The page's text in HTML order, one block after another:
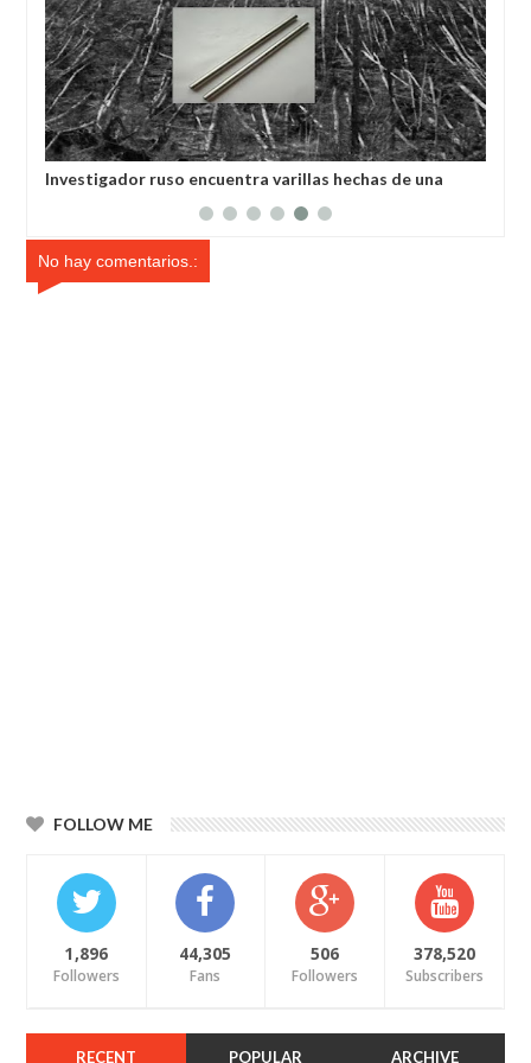
Investigador ruso encuentra varillas hechas de una
No hay comentarios.:
FOLLOW ME
1,896
Followers
44,305
Fans
506
Followers
378,520
Subscribers
RECENT POPULAR ARCHIVE